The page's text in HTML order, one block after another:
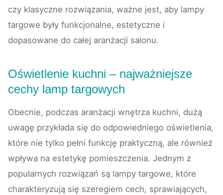
czy klasyczne rozwiązania, ważne jest, aby lampy
targowe były funkcjonalne, estetyczne i
dopasowane do całej aranżacji salonu.
Oświetlenie kuchni – najważniejsze
cechy lamp targowych
Obecnie, podczas aranżacji wnętrza kuchni, dużą
uwagę przykłada się do odpowiedniego oświetlenia,
które nie tylko pełni funkcję praktyczną, ale również
wpływa na estetykę pomieszczenia. Jednym z
popularnych rozwiązań są lampy targowe, które
charakteryzują się szeregiem cech, sprawiających,